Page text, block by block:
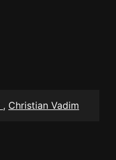
, Christian Vadim